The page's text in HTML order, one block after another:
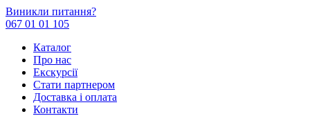
Виникли питання?
067 01 01 105
Каталог
Про нас
Екскурсії
Стати партнером
Доставка і оплата
Контакти